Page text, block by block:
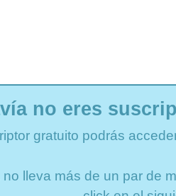
no eres
gratuito podrás
lleva más de un par de